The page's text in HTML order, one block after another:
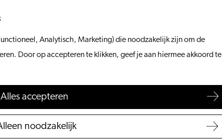
Analytisch, Marketing) die noodzakelijk zijn om de
Door op accepteren te klikken, geef je aan hiermee akkoord te
Alles accepteren
noodzakelijk